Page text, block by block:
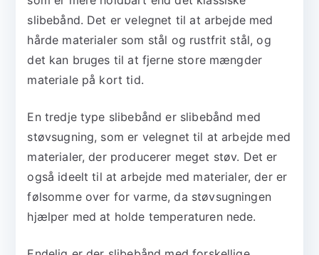
slibebånd. Det er velegnet til at arbejde med
hårde materialer som stål og rustfrit stål, og
det kan bruges til at fjerne store mængder
materiale på kort tid.
En tredje type slibebånd er slibebånd med
støvsugning, som er velegnet til at arbejde med
materialer, der producerer meget støv. Det er
også ideelt til at arbejde med materialer, der er
følsomme over for varme, da støvsugningen
hjælper med at holde temperaturen nede.